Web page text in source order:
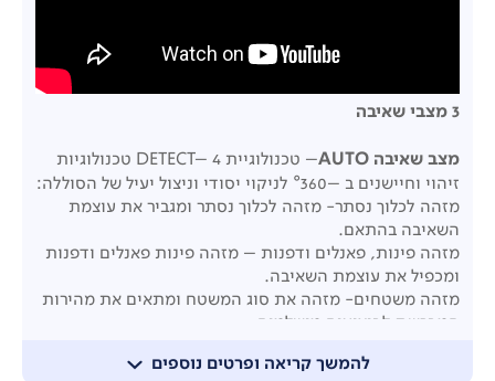
להמשך קריאה ופרטים נוספים
3 מצבי שאיבה
מצב שאיבה AUTO
– טכנולוגיית DETECT– 4 טכנולוגיות
זיהוי וחיישנים ב –°360 לניקוי יסודי וניצול יעיל של הסוללה:
מזהה לכלוך נסתר- מזהה לכלוך נסתר ומגביר את עוצמת
השאיבה בהתאם.
מזהה פינות, פאנלים ודפנות – מזהה פינות פאנלים ודפנות
ומכפיל את עוצמת השאיבה.
מזהה משטחים- מזהה את סוג המשטח ומתאים את מהירות
המברשת לביצועים מושלמים.
ואחורה לניקוי יסודי ונוחות מקסימלית.